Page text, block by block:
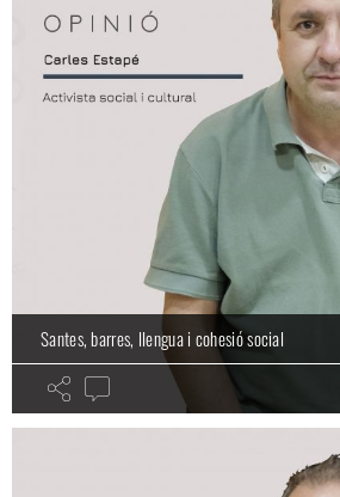
Santes, barres, llengua i cohesió social